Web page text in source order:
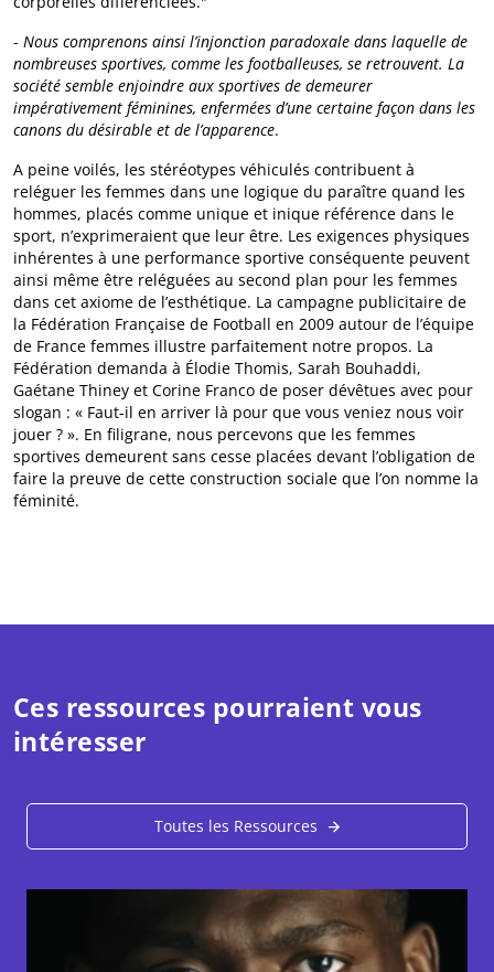
- Nous comprenons ainsi l’injonction paradoxale dans laquelle de
nombreuses sportives, comme les footballeuses, se retrouvent. La
société semble enjoindre aux sportives de demeurer
impérativement féminines, enfermées d’une certaine façon dans les
canons du désirable et de l’apparence.
A peine voilés, les stéréotypes véhiculés contribuent à
reléguer les femmes dans une logique du paraître quand les
hommes, placés comme unique et inique référence dans le
sport, n’exprimeraient que leur être. Les exigences physiques
inhérentes à une performance sportive conséquente peuvent
ainsi même être reléguées au second plan pour les femmes
dans cet axiome de l’esthétique. La campagne publicitaire de
la Fédération Française de Football en 2009 autour de l’équipe
de France femmes illustre parfaitement notre propos. La
Fédération demanda à Élodie Thomis, Sarah Bouhaddi,
Gaétane Thiney et Corine Franco de poser dévêtues avec pour
slogan : « Faut-il en arriver là pour que vous veniez nous voir
jouer ? ». En filigrane, nous percevons que les femmes
sportives demeurent sans cesse placées devant l’obligation de
faire la preuve de cette construction sociale que l’on nomme la
féminité.
Ces ressources pourraient vous
intéresser
Toutes les Ressources